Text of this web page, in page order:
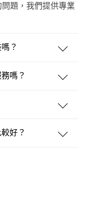
題，我們提供專業
？
嗎？
好？